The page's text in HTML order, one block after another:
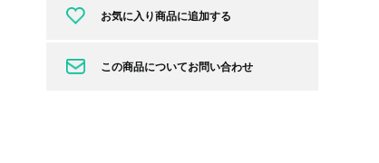
お気に入り商品に追加する
この商品についてお問い合わせ